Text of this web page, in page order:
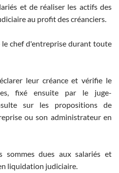
et de réaliser les actifs des
au profit des créanciers.
le chef d'entreprise durant toute
leur créance et vérifie le
fixé ensuite par le juge-
sur les propositions de
ou son administrateur en
sommes dues aux salariés et
liquidation judiciaire.